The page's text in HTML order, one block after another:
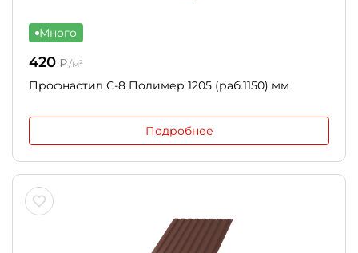
Много
420 ₽/м²
Профнастил С-8 Полимер 1205 (раб.1150) мм
Подробнее